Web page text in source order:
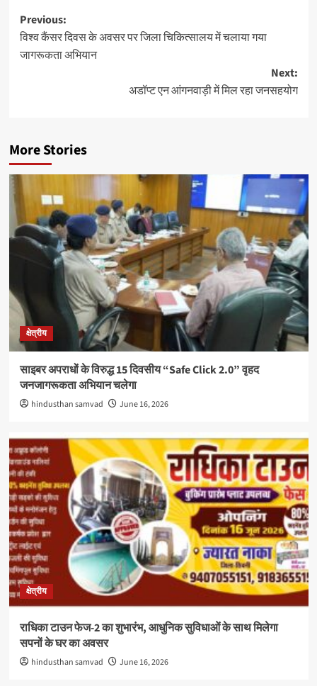
Post
navigation
Previous:
विश्‍व कैंसर दिवस के अवसर पर जिला चिकित्‍सालय में चलाया गया
जागरूकता अभियान
Next:
अडॉप्ट एन आंगनवाड़ी में मिल रहा जनसहयोग
More Stories
क्षेत्रीय
साइबर अपराधों के विरुद्ध 15 दिवसीय “Safe Click 2.0” वृहद
जनजागरूकता अभियान चलेगा
hindusthan samvad June 16, 2026
क्षेत्रीय
राधिका टाउन फेज-2 का शुभारंभ, आधुनिक सुविधाओं के साथ मिलेगा
सपनों के घर का अवसर
hindusthan samvad June 16, 2026